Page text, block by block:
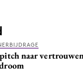
naar